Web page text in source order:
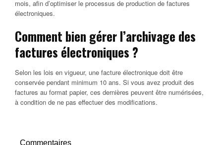
mois, afin d’optimiser le processus de production de factures
électroniques.
Comment bien gérer l’archivage des
factures électroniques ?
Selon les lois en vigueur, une facture électronique doit être
conservée pendant minimum 10 ans. Si vous avez produit des
factures au format papier, ces dernières peuvent être numérisées,
à condition de ne pas effectuer des modifications.
Commentaires